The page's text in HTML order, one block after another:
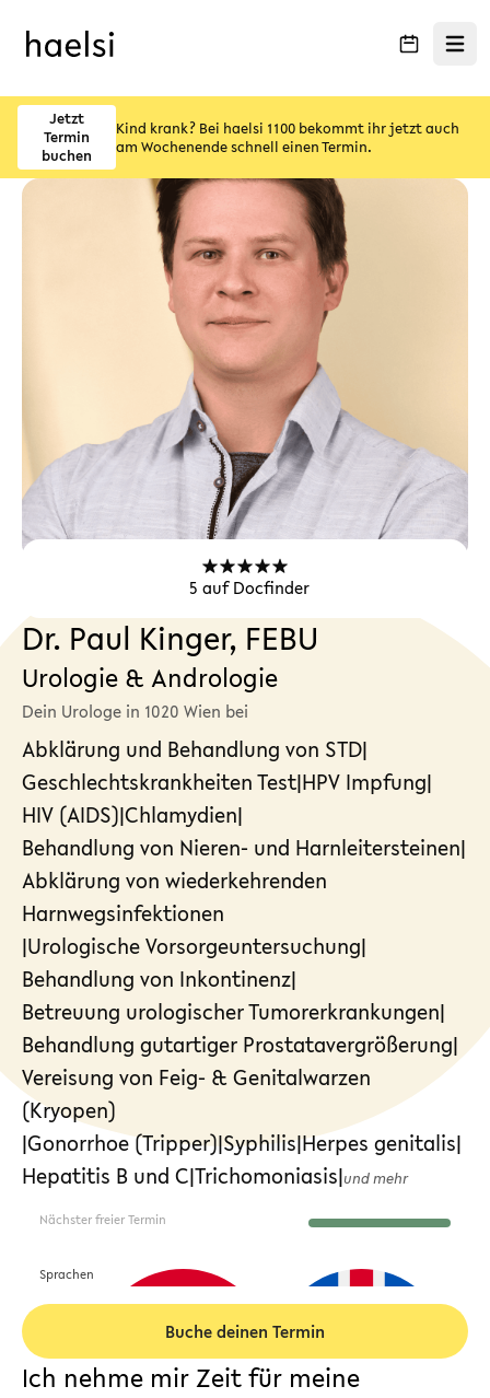
Menü
Jetzt
Termin
buchen
Kind krank? Bei haelsi 1100 bekommt ihr jetzt auch
am Wochenende schnell einen Termin.
5 auf Docfinder
Dr. Paul Kinger, FEBU
Urologie & Andrologie
Dein Urologe in 1020 Wien bei
Abklärung und Behandlung von STD|
Geschlechtskrankheiten Test|HPV Impfung|
HIV (AIDS)|Chlamydien|
Behandlung von Nieren- und Harnleitersteinen|
Abklärung von wiederkehrenden
Harnwegsinfektionen
|Urologische Vorsorgeuntersuchung|
Behandlung von Inkontinenz|
Betreuung urologischer Tumorerkrankungen|
Behandlung gutartiger Prostatavergrößerung|
Vereisung von Feig- & Genitalwarzen
(Kryopen)
|Gonorrhoe (Tripper)|Syphilis|Herpes genitalis|
Hepatitis B und C|Trichomoniasis|und mehr
Nächster freier Termin
Sprachen
Buche deinen Termin
Ich nehme mir Zeit für meine